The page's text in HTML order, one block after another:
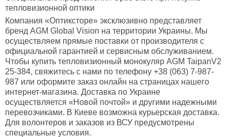
тепловизионной оптики
Компания «Оптиксторе» эксклюзивно представляет
бренд AGM Global Vision на территории Украины. Мы
осуществляем прямые поставки от производителя с
официальной гарантией и сервисным обслуживанием.
Чтобы купить тепловизионный монокуляр AGM TaipanV2
25-384, свяжитесь с нами по телефону +38 (063) 7-987-
987 или оформите заказ онлайн на страницах нашего
интернет-магазина. Доставка по Украине
осуществляется «Новой почтой» и другими надежными
перевозчиками. В Киеве возможна курьерская доставка.
Для волонтеров и заказов из ВСУ предусмотрены
специальные условия.